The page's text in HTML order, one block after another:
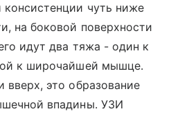
консистенции чуть ниже
на боковой поверхности
идут два тяжа - один к
к широчайшей мышце.
это образование
впадины. УЗИ